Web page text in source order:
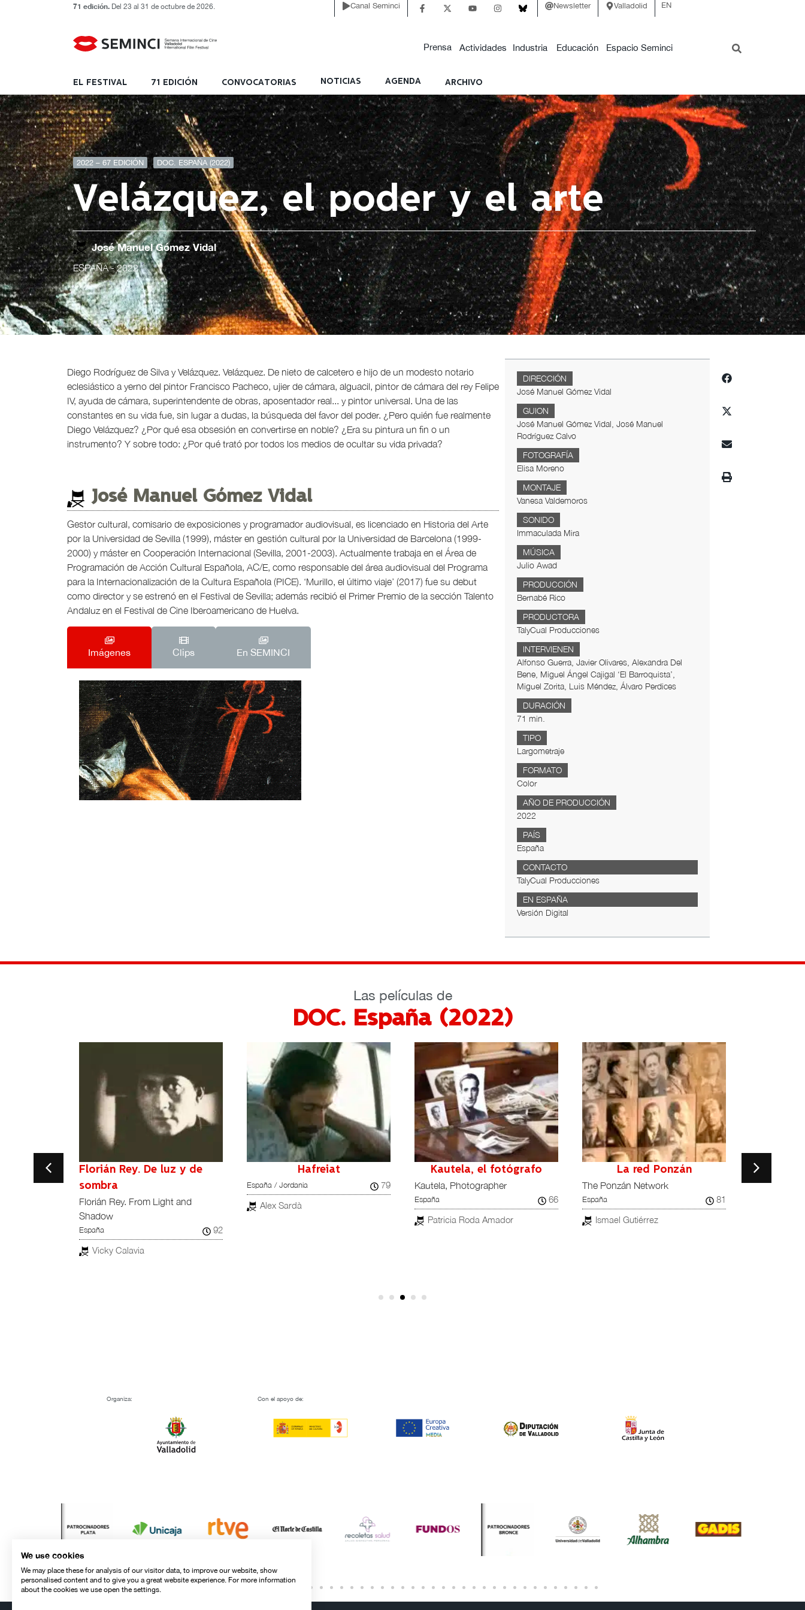
71 edición. Del 23 al 31 de octubre de 2026. Canal Seminci Newsletter Valladolid EN
Prensa Actividades Industria Educación Espacio Seminci
EL FESTIVAL 71 EDICIÓN CONVOCATORIAS NOTICIAS AGENDA ARCHIVO
2022 – 67 EDICIÓN DOC. ESPAÑA (2022)
Velázquez, el poder y el arte
José Manuel Gómez Vidal
ESPAÑA- 2022
Diego Rodríguez de Silva y Velázquez. Velázquez. De nieto de calcetero e hijo de un modesto notario
eclesiástico a yerno del pintor Francisco Pacheco, ujier de cámara, alguacil, pintor de cámara del rey Felipe
IV, ayuda de cámara, superintendente de obras, aposentador real... y pintor universal. Una de las
constantes en su vida fue, sin lugar a dudas, la búsqueda del favor del poder. ¿Pero quién fue realmente
Diego Velázquez? ¿Por qué esa obsesión en convertirse en noble? ¿Era su pintura un fin o un
instrumento? Y sobre todo: ¿Por qué trató por todos los medios de ocultar su vida privada?
José Manuel Gómez Vidal
Gestor cultural, comisario de exposiciones y programador audiovisual, es licenciado en Historia del Arte
por la Universidad de Sevilla (1999), máster en gestión cultural por la Universidad de Barcelona (1999-
2000) y máster en Cooperación Internacional (Sevilla, 2001-2003). Actualmente trabaja en el Área de
Programación de Acción Cultural Española, AC/E, como responsable del área audiovisual del Programa
para la Internacionalización de la Cultura Española (PICE). ‘Murillo, el último viaje’ (2017) fue su debut
como director y se estrenó en el Festival de Sevilla; además recibió el Primer Premio de la sección Talento
Andaluz en el Festival de Cine Iberoamericano de Huelva.
Imágenes Clips En SEMINCI
DIRECCIÓN
José Manuel Gómez Vidal
GUION
José Manuel Gómez Vidal, José Manuel
Rodríguez Calvo
FOTOGRAFÍA
Elisa Moreno
MONTAJE
Vanesa Valdemoros
SONIDO
Immaculada Mira
MÚSICA
Julio Awad
PRODUCCIÓN
Bernabé Rico
PRODUCTORA
TalyCual Producciones
INTERVIENEN
Alfonso Guerra, Javier Olivares, Alexandra Del
Bene, Miguel Ángel Cajigal ‘El Barroquista’,
Miguel Zorita, Luis Méndez, Álvaro Perdices
DURACIÓN
71 min.
TIPO
Largometraje
FORMATO
Color
AÑO DE PRODUCCIÓN
2022
PAÍS
España
CONTACTO
TalyCual Producciones
EN ESPAÑA
Versión Digital
Las películas de
DOC. España (2022)
Florián Rey. De luz y de
sombra
Florián Rey. From Light and
Shadow
España
92
Vicky Calavia
Hafreiat
España / Jordania
79
Alex Sardà
Kautela, el fotógrafo
Kautela, Photographer
España
66
Patricia Roda Amador
La red Ponzán
The Ponzán Network
España
81
Ismael Gutiérrez
Los
Alhambra
Organiza: Con el apoyo de:
We use cookies
We may place these for analysis of our visitor data, to improve our website, show
personalised content and to give you a great website experience. For more information
about the cookies we use open the settings.